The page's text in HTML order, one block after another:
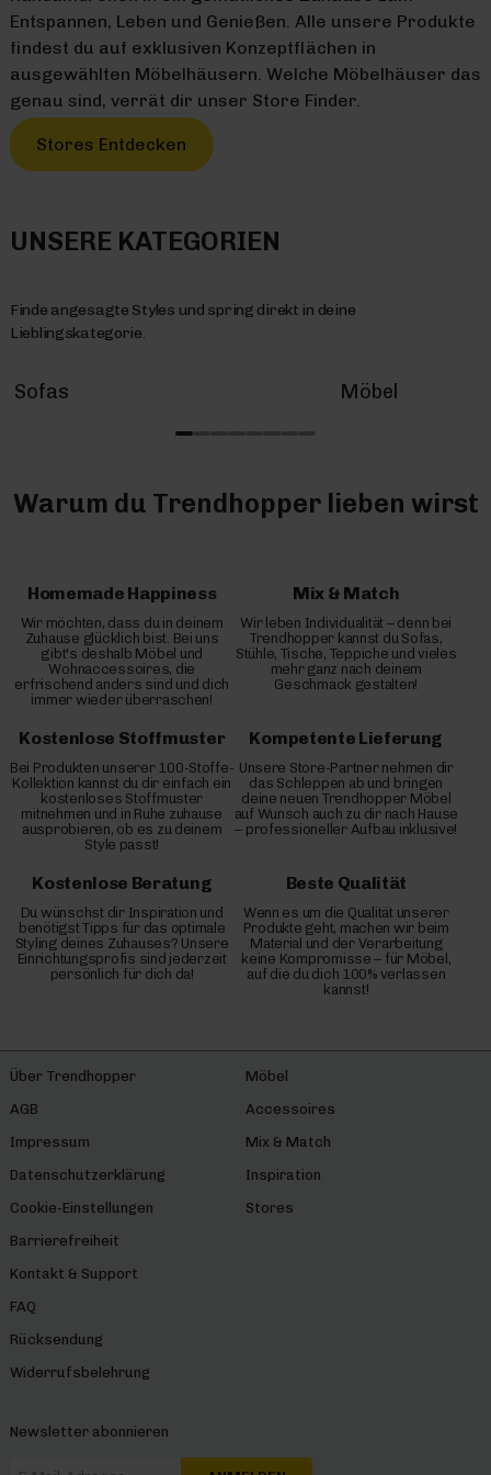
Entspannen, Leben und Genießen. Alle unsere Produkte
findest du auf exklusiven Konzeptflächen in
ausgewählten Möbelhäusern. Welche Möbelhäuser das
genau sind, verrät dir unser Store Finder.
Stores Entdecken
UNSERE KATEGORIEN
Finde angesagte Styles und spring direkt in deine
Lieblingskategorie.
Sofas Möbel
Warum du Trendhopper lieben wirst
Homemade Happiness
Wir möchten, dass du in deinem
Zuhause glücklich bist. Bei uns
gibt's deshalb Möbel und
Wohnaccessoires, die
erfrischend anders sind und dich
immer wieder überraschen!
Mix & Match
Wir leben Individualität – denn bei
Trendhopper kannst du Sofas,
Stühle, Tische, Teppiche und vieles
mehr ganz nach deinem
Geschmack gestalten!
Kostenlose Stoffmuster
Bei Produkten unserer 100-Stoffe-
Kollektion kannst du dir einfach ein
kostenloses Stoffmuster
mitnehmen und in Ruhe zuhause
ausprobieren, ob es zu deinem
Style passt!
Kompetente Lieferung
Unsere Store-Partner nehmen dir
das Schleppen ab und bringen
deine neuen Trendhopper Möbel
auf Wunsch auch zu dir nach Hause
– professioneller Aufbau inklusive!
Kostenlose Beratung
Du wünschst dir Inspiration und
benötigst Tipps für das optimale
Styling deines Zuhauses? Unsere
Einrichtungsprofis sind jederzeit
persönlich für dich da!
Beste Qualität
Wenn es um die Qualität unserer
Produkte geht, machen wir beim
Material und der Verarbeitung
keine Kompromisse – für Möbel,
auf die du dich 100% verlassen
kannst!
Über Trendhopper
AGB
Impressum
Datenschutzerklärung
Cookie-Einstellungen
Barrierefreiheit
Kontakt & Support
FAQ
Rücksendung
Widerrufsbelehrung
Möbel
Accessoires
Mix & Match
Inspiration
Stores
Newsletter abonnieren